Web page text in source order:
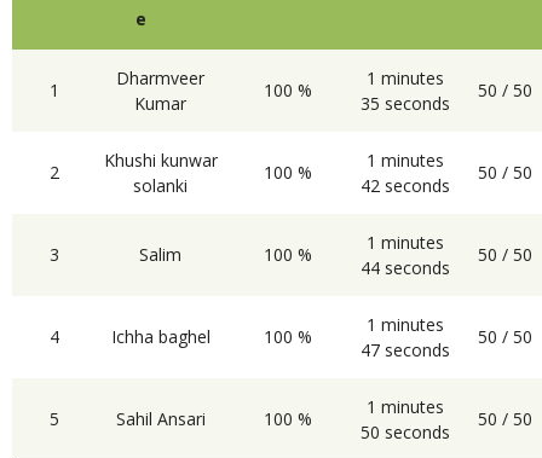
e
1
Dharmveer
Kumar
100 %
1 minutes
35 seconds
50 / 50
2
Khushi kunwar
solanki
100 %
1 minutes
42 seconds
50 / 50
3 Salim 100 %
1 minutes
44 seconds
50 / 50
4 Ichha baghel 100 %
1 minutes
47 seconds
50 / 50
5 Sahil Ansari 100 %
1 minutes
50 seconds
50 / 50